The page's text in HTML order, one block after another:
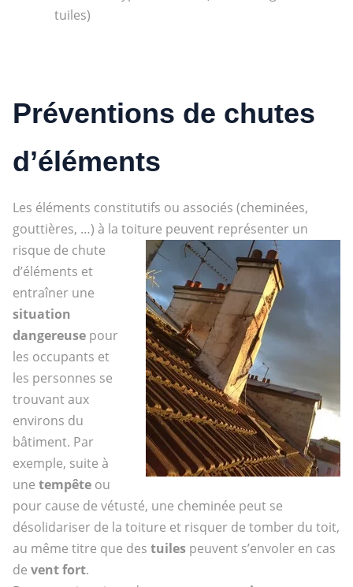
tuiles)
Préventions de chutes
d’éléments
Les éléments constitutifs ou associés (cheminées,
gouttières, …) à la toiture peuvent représenter un
risque de chute
d’éléments et
entraîner une
situation
dangereuse pour
les occupants et
les personnes se
trouvant aux
environs du
bâtiment. Par
exemple, suite à
une tempêteou
pour cause de vétusté, une cheminée peut se
désolidariser de la toiture et risquer de tomber du toit,
au même titre que des tuilespeuvent s’envoler en cas
de vent fort.